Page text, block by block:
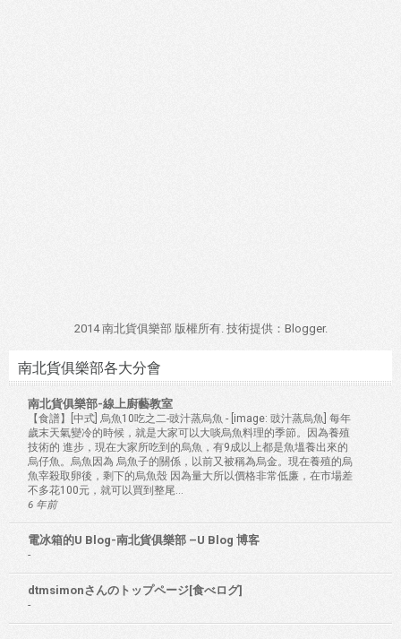
2014 南北貨俱樂部 版權所有. 技術提供： Blogger.
南北貨俱樂部各大分會
南北貨俱樂部-線上廚藝教室
【食譜】[中式] 烏魚10吃之二-豉汁蒸烏魚 - [image: 豉汁蒸烏魚] 每年
歲末天氣變冷的時候，就是大家可以大啖烏魚料理的季節。因為養殖
技術的 進步，現在大家所吃到的烏魚，有9成以上都是魚塭養出來的
烏仔魚。烏魚因為 烏魚子的關係，以前又被稱為烏金。現在養殖的烏
魚宰殺取卵後，剩下的烏魚殼 因為量大所以價格非常低廉，在市場差
不多花100元，就可以買到整尾...
6 年前
電冰箱的U Blog-南北貨俱樂部 –U Blog 博客
-
dtmsimonさんのトップページ[食べログ]
-